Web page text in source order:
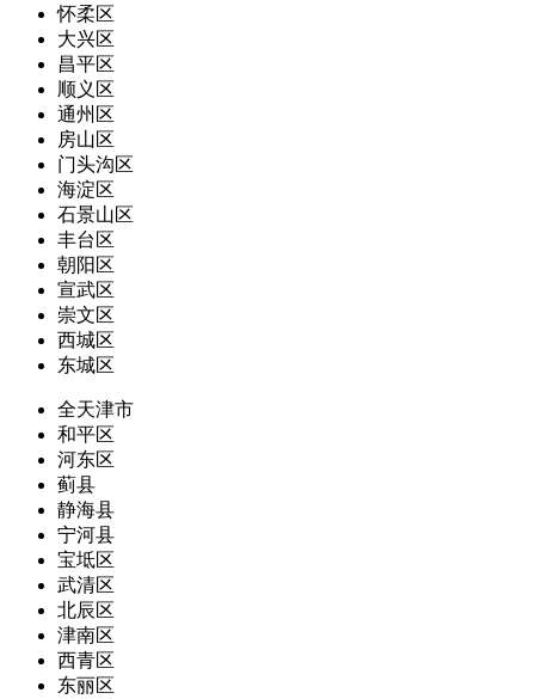
怀柔区
大兴区
昌平区
顺义区
通州区
房山区
门头沟区
海淀区
石景山区
丰台区
朝阳区
宣武区
崇文区
西城区
东城区
全天津市
和平区
河东区
蓟县
静海县
宁河县
宝坻区
武清区
北辰区
津南区
西青区
东丽区